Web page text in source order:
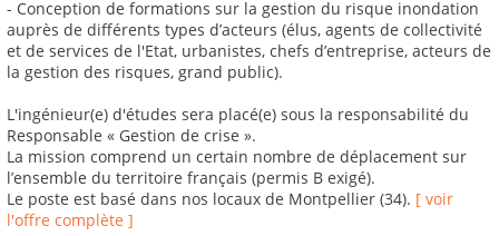
- Conception de formations sur la gestion du risque inondation
auprès de différents types d’acteurs (élus, agents de collectivité
et de services de l'Etat, urbanistes, chefs d’entreprise, acteurs de
la gestion des risques, grand public).
L'ingénieur(e) d'études sera placé(e) sous la responsabilité du
Responsable « Gestion de crise ».
La mission comprend un certain nombre de déplacement sur
l’ensemble du territoire français (permis B exigé).
Le poste est basé dans nos locaux de Montpellier (34). [ voir
l'offre complète ]